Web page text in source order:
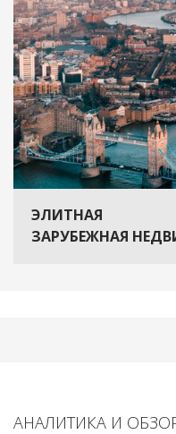
ЭЛИТНАЯ
ЗАРУБЕЖНАЯ
АНАЛИТИКА И